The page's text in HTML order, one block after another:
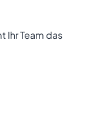
Ihr Team das